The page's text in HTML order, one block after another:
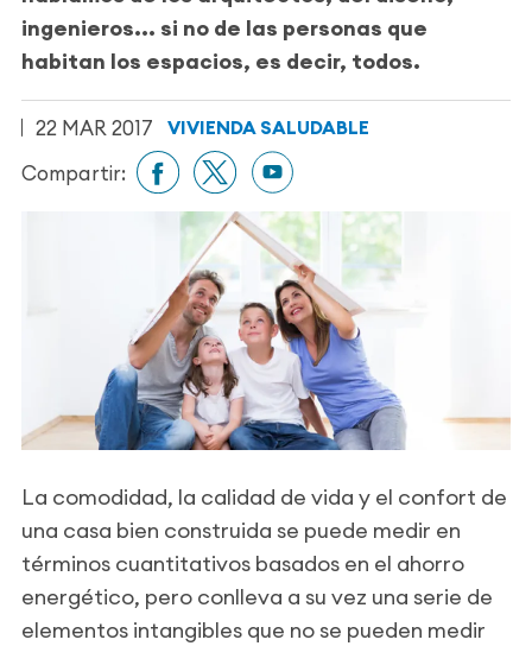
ingenieros... si no de las personas que
habitan los espacios, es decir, todos.
22 MAR 2017 VIVIENDA SALUDABLE
Compartir:
La comodidad, la calidad de vida y el confort de
una casa bien construida se puede medir en
términos cuantitativos basados en el ahorro
energético, pero conlleva a su vez una serie de
elementos intangibles que no se pueden medir